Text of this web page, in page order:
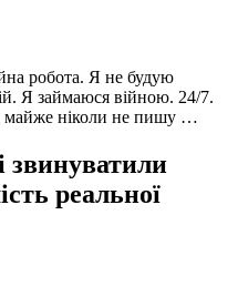
робота. Я не будую
Я займаюся війною. 24/7.
майже ніколи не пишу …
звинуватили
реальної